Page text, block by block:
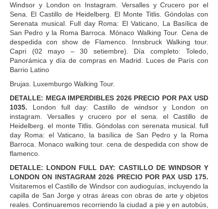
Windsor y London on Instagram. Versalles y Crucero por el
Sena. El Castillo de Heidelberg. El Monte Titlis. Góndolas con
Serenata musical. Full day Roma: El Vaticano, La Basílica de
San Pedro y la Roma Barroca. Mónaco Walking Tour. Cena de
despedida con show de Flamenco. Innsbruck Walking tour.
Capri (02 mayo – 30 setiembre). Día completo: Toledo,
Panorámica y día de compras en Madrid. Luces de París con
Barrio Latino
Brujas. Luxemburgo Walking Tour.
DETALLE: MEGA IMPERDIBLES 2026 PRECIO POR PAX USD
1035. London full day: Castillo de windsor y London on
instagram. Versalles y crucero por el sena. el Castillo de
Heidelberg. el monte Titlis. Góndolas con serenata musical. full
day Roma: el Vaticano, la basílica de San Pedro y la Roma
Barroca. Monaco walking tour. cena de despedida con show de
flamenco.
DETALLE: LONDON FULL DAY: CASTILLO DE WINDSOR Y
LONDON ON INSTAGRAM 2026 PRECIO POR PAX USD 175.
Visitaremos el Castillo de Windsor con audioguías, incluyendo la
capilla de San Jorge y otras áreas con obras de arte y objetos
reales. Continuaremos recorriendo la ciudad a pie y en autobús,